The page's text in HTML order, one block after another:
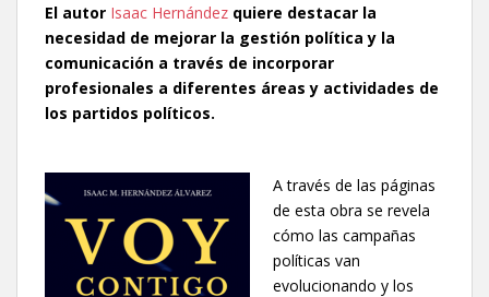
El autor Isaac Hernández quiere destacar la
necesidad de mejorar la gestión política y la
comunicación a través de incorporar
profesionales a diferentes áreas y actividades de
los partidos políticos.
A través de las páginas
de esta obra se revela
cómo las campañas
políticas van
evolucionando y los